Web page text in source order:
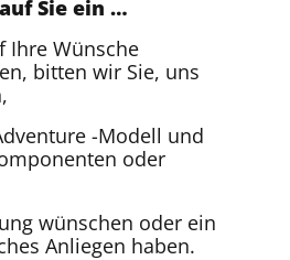
Sie ein …
Ihre Wünsche
bitten wir Sie, uns
-Modell und
oder
wünschen oder ein
Anliegen haben.